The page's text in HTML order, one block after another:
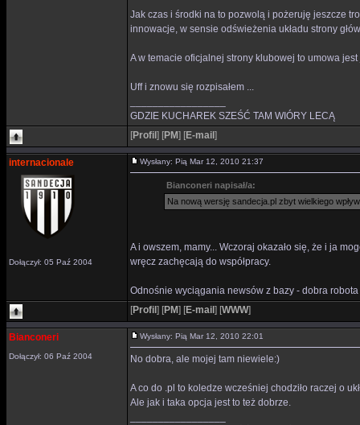
Jak czas i środki na to pozwolą i pożeruję jeszcze
innowacje, w sensie odświeżenia układu strony
A w temacie oficjalnej strony klubowej to umowa
Uff i znowu się rozpisałem ...
GDZIE KUCHAREK SZEŚĆ TAM WIÓRY LECĄ
[Profil ] [PM] [E-mail ]
internacionale
Dołączył: 05 Paź 2004
Wysłany: Pią Mar 12, 2010 21:37
Bianconeri napisał/a:
Na nową wersję sandecja.pl zbyt wielkiego
A i owszem, mamy... Wczoraj okazało się, że i ja
wręcz zachęcają do współpracy.
Odnośnie wyciągania newsów z bazy - dobra
[Profil ] [PM] [E-mail ] [WWW]
Bianconeri
Dołączył: 06 Paź 2004
Wysłany: Pią Mar 12, 2010 22:01
No dobra, ale mojej tam niewiele:)
A co do .pl to koledze wcześniej chodziło raczej o
Ale jak i taka opcja jest to też dobrze.